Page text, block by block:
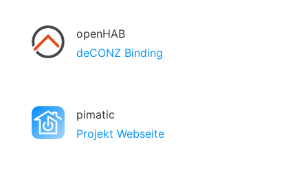
openHAB
deCONZ Binding
pimatic
Projekt Webseite